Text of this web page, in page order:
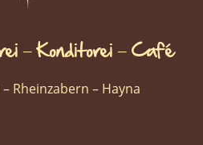
– Konditorei – Café
Rheinzabern – Hayna